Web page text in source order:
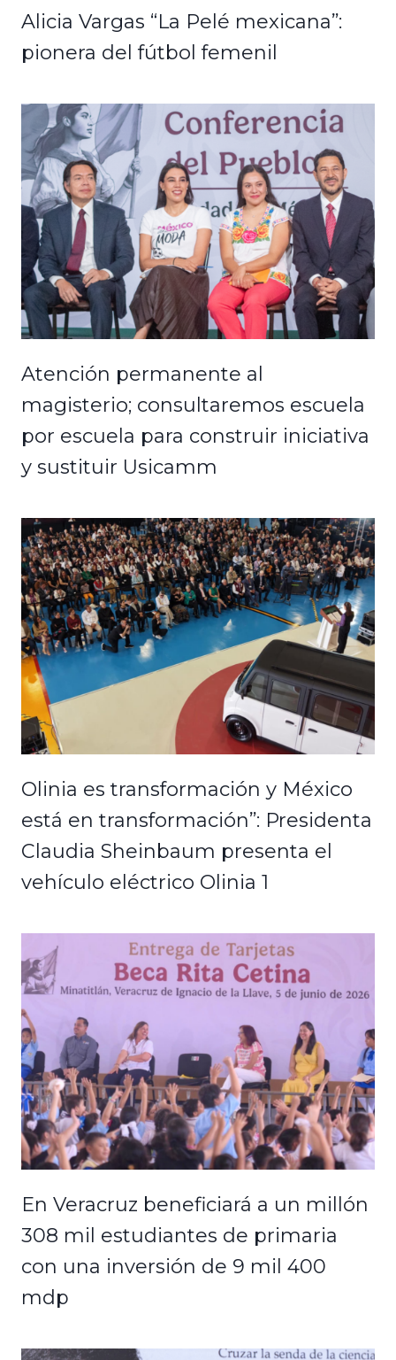
Alicia Vargas “La Pelé mexicana”:
pionera del fútbol femenil
Atención permanente al
magisterio; consultaremos escuela
por escuela para construir iniciativa
y sustituir Usicamm
Olinia es transformación y México
está en transformación”: Presidenta
Claudia Sheinbaum presenta el
vehículo eléctrico Olinia 1
En Veracruz beneficiará a un millón
308 mil estudiantes de primaria
con una inversión de 9 mil 400
mdp